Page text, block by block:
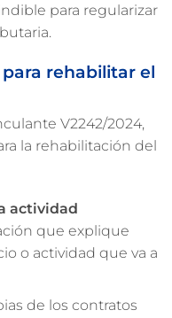
para regularizar
rehabilitar el
V2242/2024,
la rehabilitación del
actividad
que explique
o actividad que va a
de los contratos